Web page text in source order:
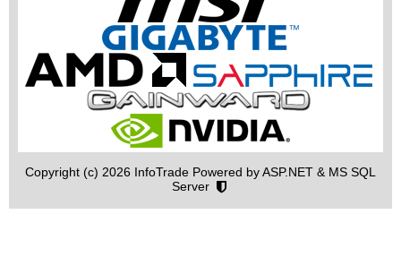
Copyright (c) 2026 InfoTrade Powered by ASP.NET & MS SQL
Server